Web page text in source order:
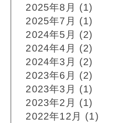
2025年8月
(1)
2025年7月
(1)
2024年5月
(2)
2024年4月
(2)
2024年3月
(2)
2023年6月
(2)
2023年3月
(1)
2023年2月
(1)
2022年12月
(1)